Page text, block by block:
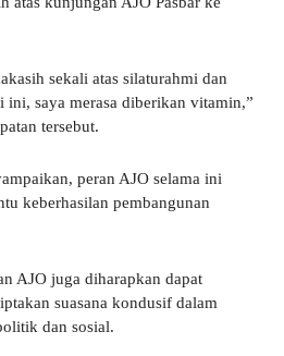
sekali atas silaturahmi dan
ini, saya merasa diberikan vitamin,”
tersebut.
peran AJO selama ini
keberhasilan pembangunan
AJO juga diharapkan dapat
suasana kondusif dalam
dan sosial.